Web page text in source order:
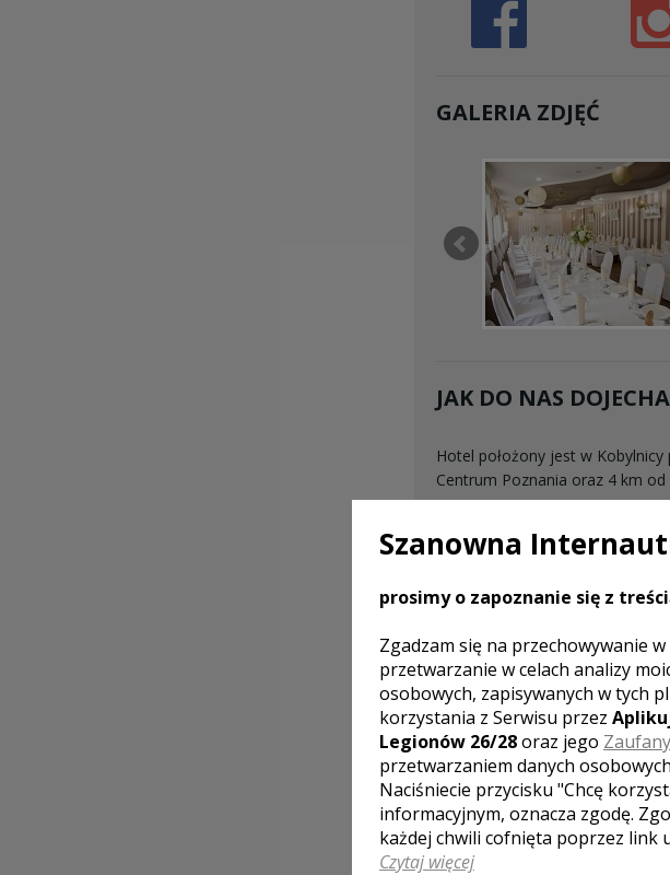
GALERIA ZDJĘĆ
JAK DO NAS
Hotel położony jest w
Centrum Poznania oraz 4 km od
Szanowna
prosimy o zapoznanie się z
Zgadzam się na przechowywanie
przetwarzanie w celach analizy
osobowych, zapisywanych w tych
korzystania z Serwisu przez
Legionów 26/28oraz jego
przetwarzaniem danych
Naciśniecie przycisku "Chcę
informacyjnym, oznacza zgodę.
każdej chwili cofnięta poprzez link
Czytaj więcej